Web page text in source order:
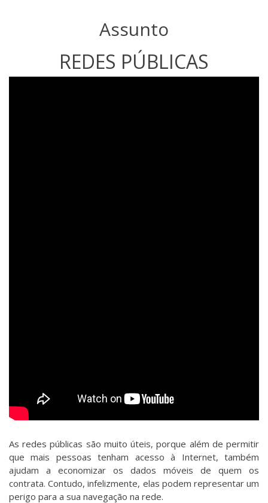
Assunto
REDES PÚBLICAS
As redes públicas são muito úteis, porque além de permitir
que mais pessoas tenham acesso à Internet, também
ajudam a economizar os dados móveis de quem os
contrata. Contudo, infelizmente, elas podem representar um
perigo para a sua navegação na rede.